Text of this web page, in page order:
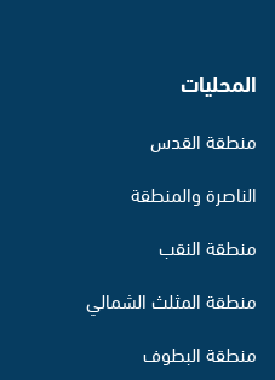
المحليات
منطقة القدس
الناصرة والمنطقة
منطقة النقب
منطقة المثلث الشمالي
منطقة البطوف